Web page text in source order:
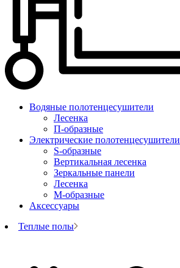
Водяные полотенцесушители
Лесенка
П-образные
Электрические полотенцесушители
S-образные
Вертикальная лесенка
Зеркальные панели
Лесенка
М-образные
Аксессуары
Теплые полы